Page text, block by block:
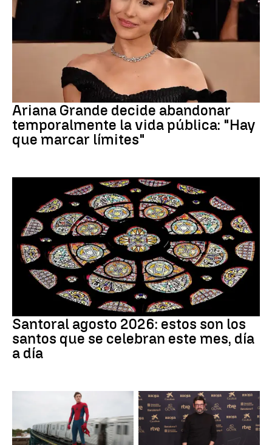
Ariana Grande decide abandonar
temporalmente la vida pública: "Hay
que marcar límites"
Santoral agosto 2026: estos son los
santos que se celebran este mes, día
a día